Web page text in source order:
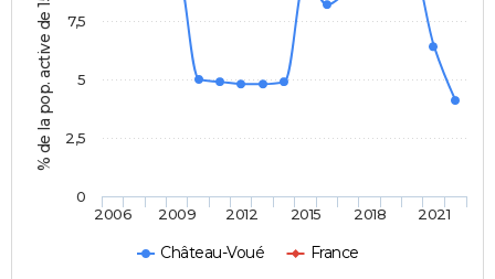
% de la pop. active de 15 - 64 ans
Château-Voué France
2006 2009 2012 2015 2018 2021
0
2,5
5
7,5